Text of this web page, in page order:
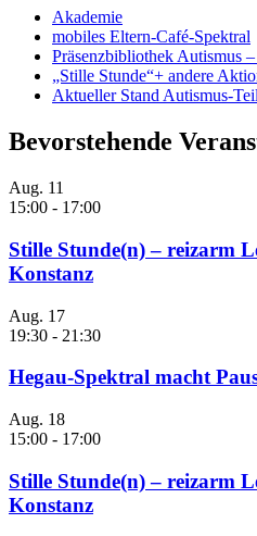
Akademie
mobiles Eltern-Café-Spektral
Präsenzbibliothek Autismus
„Stille Stunde“+ andere
Aktueller Stand Autismus-
Bevorstehende
Aug. 11
15:00 - 17:00
Stille Stunde(n) – reizarm
Konstanz
Aug. 17
19:30 - 21:30
Hegau-Spektral macht
Aug. 18
15:00 - 17:00
Stille Stunde(n) – reizarm
Konstanz